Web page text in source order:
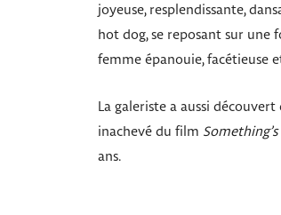
joyeuse, resplendissante,
hot dog, se reposant sur une
femme épanouie, facétieuse
La galeriste a aussi
inachevé du film
ans.